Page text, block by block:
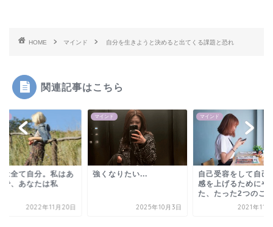
HOME マインド 自分を生きようと決めると出てくる課題と恐れ
関連記事はこちら
は全て自分。私はあ
で、あなたは私
2022年11月20日
マインド
強くなりたい...
2025年10月3日
マインド
自己受容をして自己
感を上げるためにや
た、たった2つのこ
2021年11